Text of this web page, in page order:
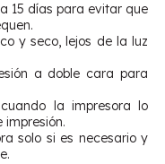
15 días para evitar que
y seco, lejos de la luz
a doble cara para
la impresora lo
solo si es necesario y